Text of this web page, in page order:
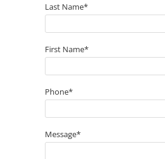
Last Name*
First Name*
Phone*
Message*